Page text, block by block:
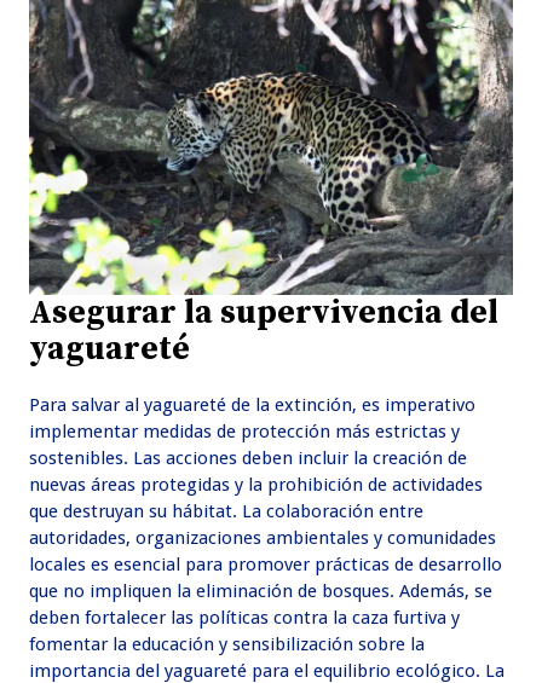
Asegurar la supervivencia del
yaguareté
Para salvar al yaguareté de la extinción, es imperativo
implementar medidas de protección más estrictas y
sostenibles. Las acciones deben incluir la creación de
nuevas áreas protegidas y la prohibición de actividades
que destruyan su hábitat. La colaboración entre
autoridades, organizaciones ambientales y comunidades
locales es esencial para promover prácticas de desarrollo
que no impliquen la eliminación de bosques. Además, se
deben fortalecer las políticas contra la caza furtiva y
fomentar la educación y sensibilización sobre la
importancia del yaguareté para el equilibrio ecológico. La